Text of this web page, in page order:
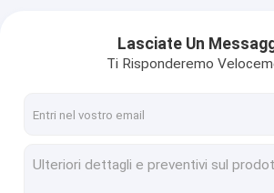
Rotolo di nastro inossidabile
Bobina dell'acciaio legato
Lasciate Un
Ti Risponderemo